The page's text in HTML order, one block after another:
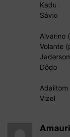
Kadu
Sávio
Alvarino
Volante
Dôdo
Adailtom
Vizel